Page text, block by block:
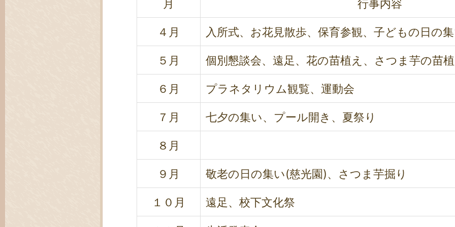
月 行事内容
４月 入所式、お花見散歩、保育参観、子どもの日の
５月 個別懇談会、遠足、花の苗植え、さつま芋の苗
６月 プラネタリウム観覧、運動会
７月 七夕の集い、プール開き、夏祭り
８月
９月 敬老の日の集い(慈光園)、さつま芋掘り
１０月 遠足、校下文化祭